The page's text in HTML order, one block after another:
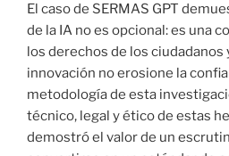
El caso de SERMAS GPT
de la IA no es opcional: es una
los derechos de los ciudadanos
innovación no erosione la
metodología de esta
técnico, legal y ético de estas
demostró el valor de un